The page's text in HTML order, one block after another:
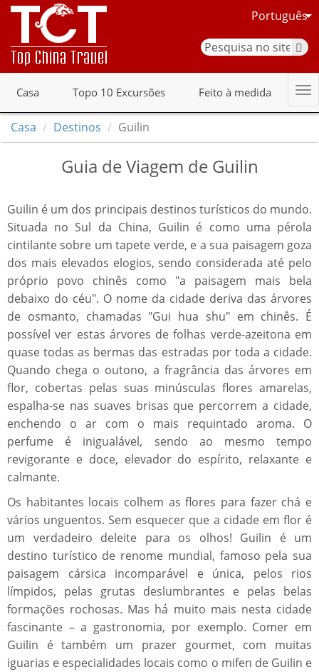
Português
Casa Topo 10 Excursões Feito à medida
Casa Destinos Guilin
Guia de Viagem de Guilin
Guilin é um dos principais destinos turísticos do mundo.
Situada no Sul da China, Guilin é como uma pérola
cintilante sobre um tapete verde, e a sua paisagem goza
dos mais elevados elogios, sendo considerada até pelo
próprio povo chinês como "a paisagem mais bela
debaixo do céu". O nome da cidade deriva das árvores
de osmanto, chamadas "Gui hua shu" em chinês. É
possível ver estas árvores de folhas verde-azeitona em
quase todas as bermas das estradas por toda a cidade.
Quando chega o outono, a fragrância das árvores em
flor, cobertas pelas suas minúsculas flores amarelas,
espalha-se nas suaves brisas que percorrem a cidade,
enchendo o ar com o mais requintado aroma. O
perfume é inigualável, sendo ao mesmo tempo
revigorante e doce, elevador do espírito, relaxante e
calmante.
Os habitantes locais colhem as flores para fazer chá e
vários unguentos. Sem esquecer que a cidade em flor é
um verdadeiro deleite para os olhos! Guilin é um
destino turístico de renome mundial, famoso pela sua
paisagem cársica incomparável e única, pelos rios
límpidos, pelas grutas deslumbrantes e pelas belas
formações rochosas. Mas há muito mais nesta cidade
fascinante – a gastronomia, por exemplo. Comer em
Guilin é também um prazer gourmet, com muitas
iguarias e especialidades locais como o mifen de Guilin e